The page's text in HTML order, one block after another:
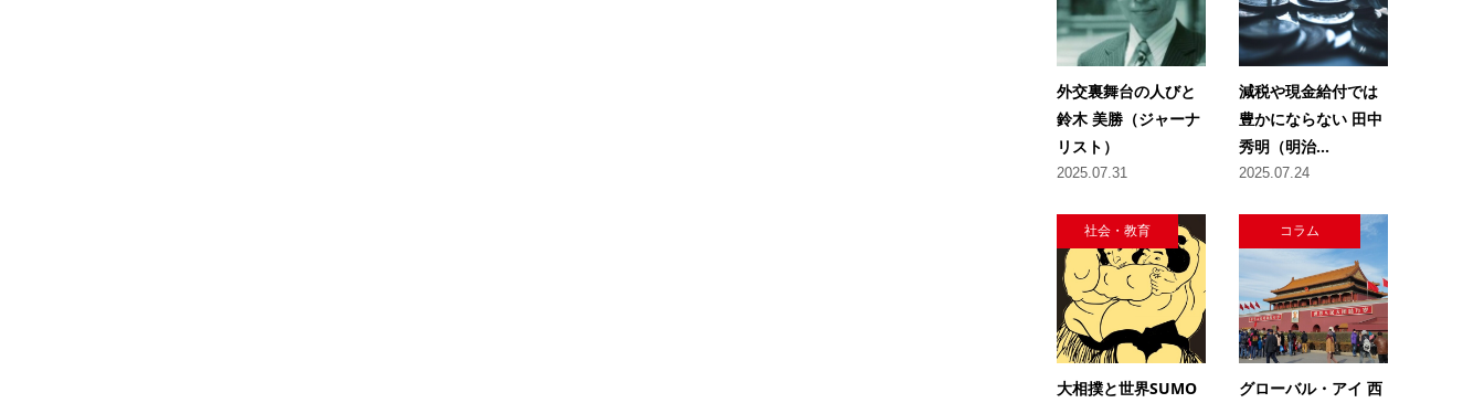
外交裏舞台の人びと
鈴木 美勝（ジャーナ
リスト）
2025.07.31
減税や現金給付では
豊かにならない 田中
秀明（明治...
2025.07.24
社会・教育
大相撲と世界SUMO
コラム
グローバル・アイ 西